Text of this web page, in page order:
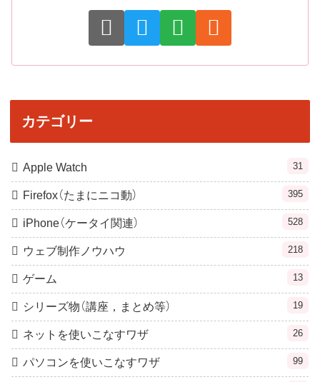
カテゴリー
Apple Watch 31
Firefox（たまにニコ動） 395
iPhone（ケータイ関連） 528
ウェブ制作ノウハウ 218
ゲーム 13
シリーズ物（講座，まとめ等） 19
ネットを使いこなすワザ 26
パソコンを使いこなすワザ 99